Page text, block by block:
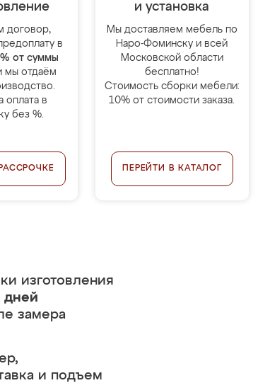
договор,
в
от суммы
мы отдаём
оплата в
без %.
и установка
Мы доставляем мебель по
Наро-Фоминску и всей
Московской области
бесплатно!
Стоимость сборки мебели:
10% от стоимости заказа.
ПЕРЕЙТИ В КАТАЛОГ
изготовления
дней
замера
и подъем